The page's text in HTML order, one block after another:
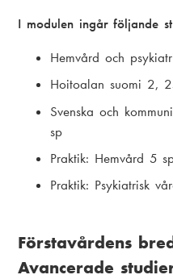
I modulen ingår följande
Hemvård och
Hoitoalan suomi 2,
Svenska och
sp
Praktik: Hemvård 5
Praktik: Psykiatrisk
Förstavårdens
Avancerade